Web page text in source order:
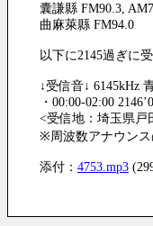
囊謙縣 FM90.3,
曲麻萊縣 FM94.0
以下に2145過ぎに
↓受信音↓ 6145kHz
・00:00-02:00
<受信地：埼玉県戸
※周波数アナウンス
添付： 4753.mp3